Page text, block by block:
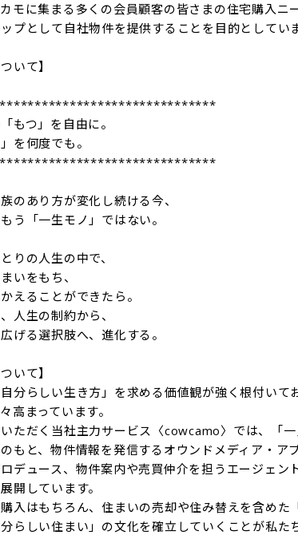
モに集まる多くの会員顧客の皆さまの住宅購入ニ
プとして自社物件を提供することを目的としてい
いて】
もつ」を自由に。
を何度でも。
のあり方が変化し続ける今、
う「一生モノ」ではない。
りの人生の中で、
いをもち、
えることができたら。
人生の制約から、
げる選択肢へ、進化する。
いて】
分らしい生き方」を求める価値観が強く根付いて
高まっています。
ただく当社主力サービス〈cowcamo〉では、「
もと、物件情報を発信するオウンドメディア・ア
デュース、物件案内や売買仲介を担うエージェン
開しています。
入はもちろん、住まいの売却や住み替えを含めた
らしい住まい」の文化を確立していくことが私た